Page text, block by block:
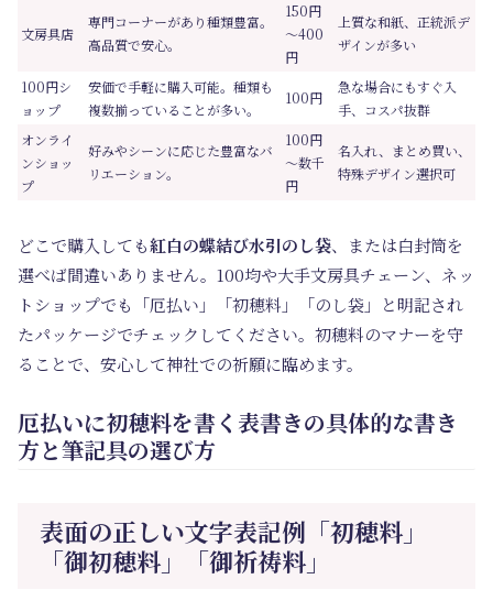
文房具店
専門コーナーがあり種類豊富。
高品質で安心。
150円
～400
円
上質な和紙、正統派デ
ザインが多い
100円シ
ョップ
安価で手軽に購入可能。種類も
複数揃っていることが多い。
100円
急な場合にもすぐ入
手、コスパ抜群
オンライ
ンショッ
プ
好みやシーンに応じた豊富なバ
リエーション。
100円
～数千
円
名入れ、まとめ買い、
特殊デザイン選択可
どこで購入しても紅白の蝶結び水引のし袋、または白封筒を
選べば間違いありません。100均や大手文房具チェーン、ネッ
トショップでも「厄払い」「初穂料」「のし袋」と明記され
たパッケージでチェックしてください。初穂料のマナーを守
ることで、安心して神社での祈願に臨めます。
厄払いに初穂料を書く表書きの具体的な書き
方と筆記具の選び方
表面の正しい文字表記例「初穂料」
「御初穂料」「御祈祷料」